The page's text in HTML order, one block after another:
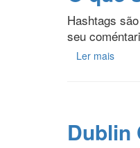
Hashtags
seu
Ler mais
Dublin